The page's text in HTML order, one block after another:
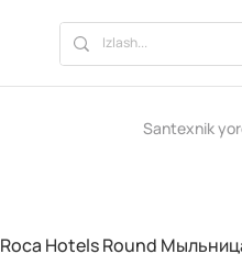
Santexnik
Roca Hotels Round